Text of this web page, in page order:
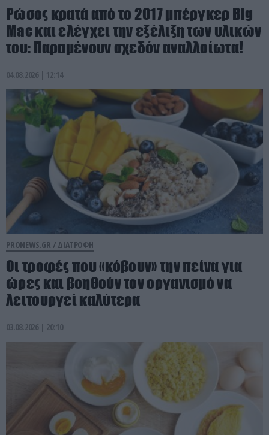
Ρώσος κρατά από το 2017 μπέργκερ Big
Mac και ελέγχει την εξέλιξη των υλικών
του: Παραμένουν σχεδόν αναλλοίωτα!
04.08.2026 | 12:14
PRONEWS.GR / ΔΙΑΤΡΟΦΗ
Οι τροφές που «κόβουν» την πείνα για
ώρες και βοηθούν τον οργανισμό να
λειτουργεί καλύτερα
03.08.2026 | 20:10